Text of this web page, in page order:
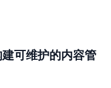
可维护的内容管